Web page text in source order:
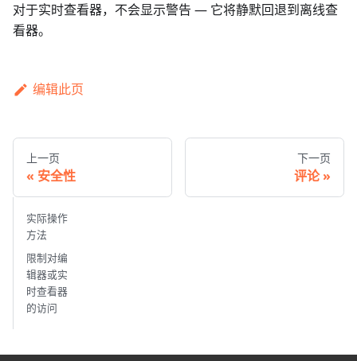
对于实时查看器，不会显示警告 — 它将静默回退到离线查
看器。
编辑此页
上一页
安全性
下一页
评论
实际操作
方法
限制对编
辑器或实
时查看器
的访问